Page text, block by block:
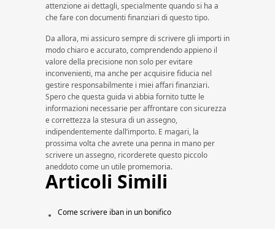
attenzione ai dettagli, specialmente quando si ha a
che fare con documenti finanziari di questo tipo.
Da allora, mi assicuro sempre di scrivere gli importi in
modo chiaro e accurato, comprendendo appieno il
valore della precisione non solo per evitare
inconvenienti, ma anche per acquisire fiducia nel
gestire responsabilmente i miei affari finanziari.
Spero che questa guida vi abbia fornito tutte le
informazioni necessarie per affrontare con sicurezza
e correttezza la stesura di un assegno,
indipendentemente dall’importo. E magari, la
prossima volta che avrete una penna in mano per
scrivere un assegno, ricorderete questo piccolo
aneddoto come un utile promemoria.
Articoli Simili
Come scrivere iban in un bonifico